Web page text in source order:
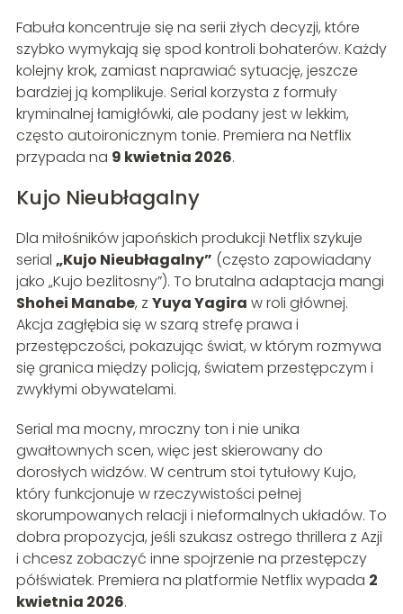
Fabuła koncentruje się na serii złych decyzji, które
szybko wymykają się spod kontroli bohaterów. Każdy
kolejny krok, zamiast naprawiać sytuację, jeszcze
bardziej ją komplikuje. Serial korzysta z formuły
kryminalnej łamigłówki, ale podany jest w lekkim,
często autoironicznym tonie. Premiera na Netflix
przypada na 9 kwietnia 2026.
Kujo Nieubłagalny
Dla miłośników japońskich produkcji Netflix szykuje
serial „Kujo Nieubłagalny” (często zapowiadany
jako „Kujo bezlitosny”). To brutalna adaptacja mangi
Shohei Manabe, z Yuya Yagira w roli głównej.
Akcja zagłębia się w szarą strefę prawa i
przestępczości, pokazując świat, w którym rozmywa
się granica między policją, światem przestępczym i
zwykłymi obywatelami.
Serial ma mocny, mroczny ton i nie unika
gwałtownych scen, więc jest skierowany do
dorosłych widzów. W centrum stoi tytułowy Kujo,
który funkcjonuje w rzeczywistości pełnej
skorumpowanych relacji i nieformalnych układów. To
dobra propozycja, jeśli szukasz ostrego thrillera z Azji
i chcesz zobaczyć inne spojrzenie na przestępczy
półświatek. Premiera na platformie Netflix wypada 2
kwietnia 2026.